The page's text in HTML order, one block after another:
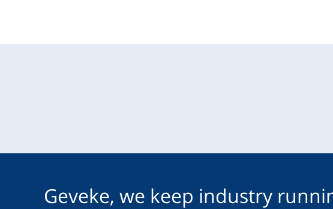
Geveke, we keep industry